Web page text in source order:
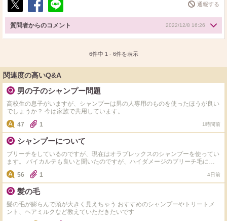
ポ
ス
ト
シ
ェ
ア
送
る
通報する
質問者からのコメント 2022/12/8 16:26
6件中 1 - 6件を表示
関連度の高いQ&A
男の子のシャンプー問題
高校生の息子がいますが、シャンプーは男の人専用のものを使ったほうが良い
でしょうか？ 今は家族で共用しています。
47
1 1時間前
シャンプーについて
ブリーチをしているのですが、現在はオラプレックスのシャンプーを使ってい
ます。 バイカルテも良いと聞いたのですが、ハイダメージのブリーチ毛に使
っても大丈夫なのでしょうか？ また、ブリーチをしてからすごく広がるよう
になってしまいました。 どなたか対処法が分かる方は教えて頂きたいです。
56 1 4日前
髪の毛
髪の毛が膨らんで頭が大きく見えちゃう おすすめのシャンプーやトリートメ
ント、ヘアミルクなど教えていただきたいです